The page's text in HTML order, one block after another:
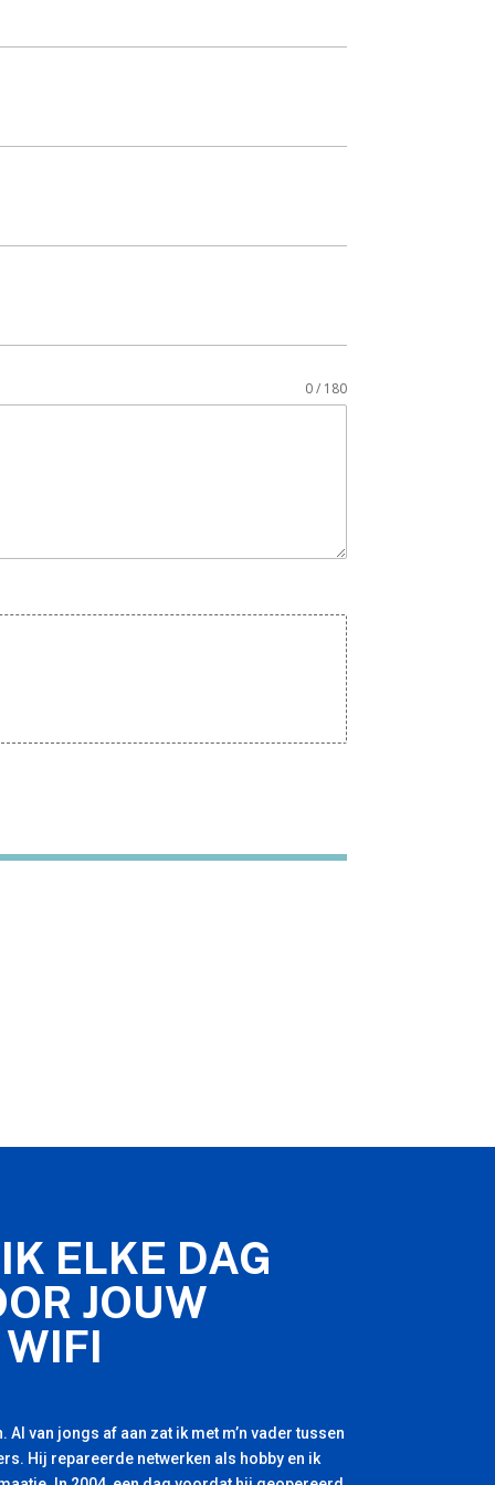
0 / 180
ELKE DAG
JOUW
Al van jongs af aan zat ik met m’n vader tussen
Hij repareerde netwerken als hobby en ik